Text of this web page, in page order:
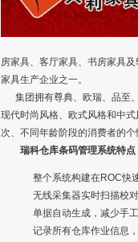
房家具、客厅家具、书房家具
家具生产企业之一。
集团拥有尊典、欧瑞、品至
现代时尚风格、欧式风格和中
次、不同年龄阶段的消费者的
瑞科仓库条码管理系统特点
整个系统构建在ROC快
无线采集器实时扫描校
单据自动生成，减少手
记录所有仓库作业信息